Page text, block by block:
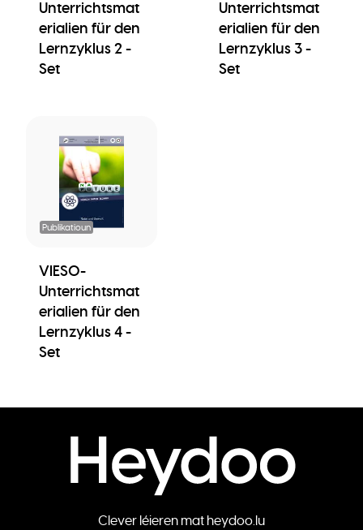
Unterrichtsmat
erialien für den
Lernzyklus 2 -
Set
Unterrichtsmat
erialien für den
Lernzyklus 3 -
Set
Publikatioun
VIESO-
Unterrichtsmat
erialien für den
Lernzyklus 4 -
Set
Clever léieren mat heydoo.lu